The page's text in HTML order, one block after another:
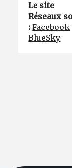
Le site
Réseaux
: Facebook
BlueSky